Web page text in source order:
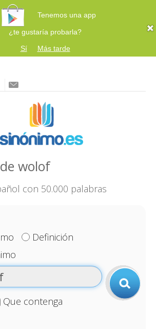
Tenemos una app
¿te gustaría probarla?
Sí
Más tarde
wolof
con 50.000 palabras
Definición
Que contenga